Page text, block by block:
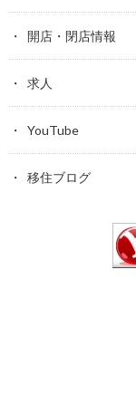
開店・閉店情報
求人
YouTube
移住ブログ